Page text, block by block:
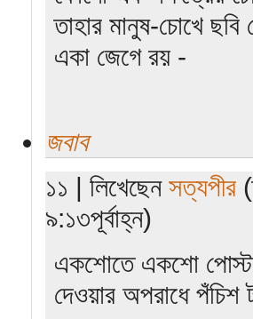
তাহার মানুষ-চোখে ছবি
একা জেগে রয় -
জবাব
১১ | লিখেছেন সত্যপীর
৯:১৩পূর্বাহ্ন)
একশোতে একশো
দেওয়ার অপরাধে পঁচিশ